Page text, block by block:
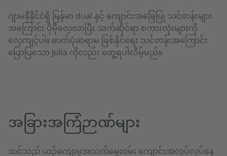
ဂျာမနီနိုင်ငံရှိ မြန်မာ dual နှင့် ကျောင်းအခြေပြု သင်တန်းများ
အကြောင်း ပိုမိုလေ့လာပြီး သက်ဆိုင်ရာ စကားလုံးများကို
လေ့ကျင့်ပါ။ ဓာတ်ပုံဆရာမ ဖြစ်နိုင်ရေး သင်တန်းအကြောင်း
ပြောပြသော Julia ကိုလည်း တွေ့ရပါလိမ့်မည်။
အခြားအကြံဉာဏ်များ
သင်သည် ယဉ်ကျေးမှုအသက်မွေး၀မ်း ကျောင်းအလုပ်လုပ်နေ